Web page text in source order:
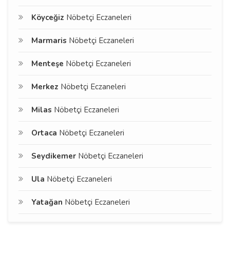
Köyceğiz Nöbetçi Eczaneleri
Marmaris Nöbetçi Eczaneleri
Menteşe Nöbetçi Eczaneleri
Merkez Nöbetçi Eczaneleri
Milas Nöbetçi Eczaneleri
Ortaca Nöbetçi Eczaneleri
Seydikemer Nöbetçi Eczaneleri
Ula Nöbetçi Eczaneleri
Yatağan Nöbetçi Eczaneleri